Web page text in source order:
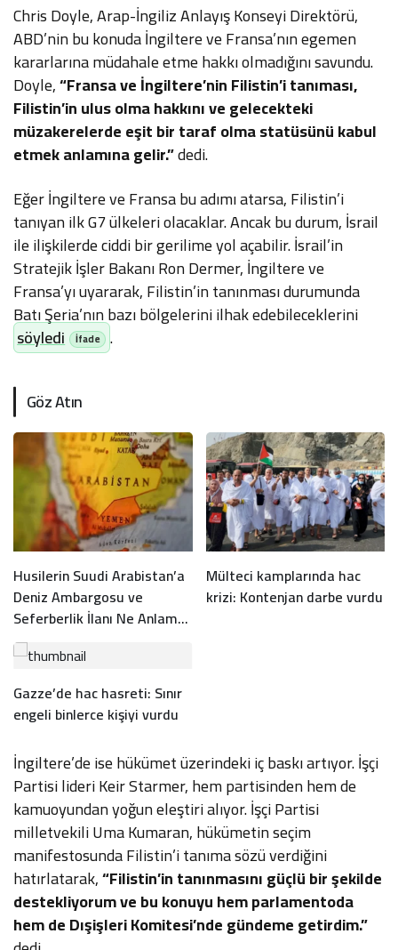
Chris Doyle, Arap-İngiliz Anlayış Konseyi Direktörü,
ABD’nin bu konuda İngiltere ve Fransa’nın egemen
kararlarına müdahale etme hakkı olmadığını savundu.
Doyle,“Fransa ve İngiltere’nin Filistin’i tanıması,
Filistin’in ulus olma hakkını ve gelecekteki
müzakerelerde eşit bir taraf olma statüsünü kabul
etmek anlamına gelir.”dedi.
Eğer İngiltere ve Fransa bu adımı atarsa, Filistin’i
tanıyan ilk G7 ülkeleri olacaklar. Ancak bu durum, İsrail
ile ilişkilerde ciddi bir gerilime yol açabilir. İsrail’in
Stratejik İşler Bakanı Ron Dermer, İngiltere ve
Fransa’yı uyararak, Filistin’in tanınması durumunda
Batı Şeria’nın bazı bölgelerini ilhak edebileceklerini
söyledi .
Göz Atın
Husilerin Suudi Arabistan’a
Deniz Ambargosu ve
Seferberlik İlanı Ne Anlama
Geliyor?
Mülteci kamplarında hac
krizi: Kontenjan darbe vurdu
Gazze’de hac hasreti: Sınır
engeli binlerce kişiyi vurdu
İngiltere’de ise hükümet üzerindeki iç baskı artıyor. İşçi
Partisi lideri Keir Starmer, hem partisinden hem de
kamuoyundan yoğun eleştiri alıyor. İşçi Partisi
milletvekili Uma Kumaran, hükümetin seçim
manifestosunda Filistin’i tanıma sözü verdiğini
hatırlatarak,“Filistin’in tanınmasını güçlü bir şekilde
destekliyorum ve bu konuyu hem parlamentoda
hem de Dışişleri Komitesi’nde gündeme getirdim.”